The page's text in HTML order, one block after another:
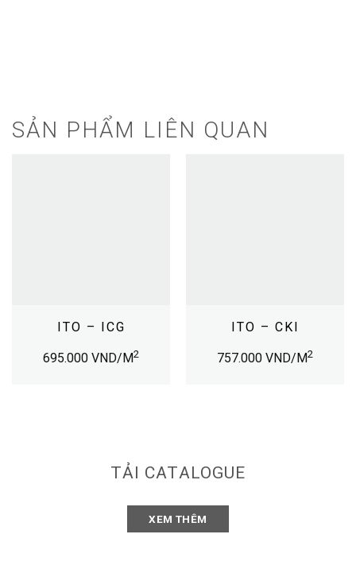
SẢN PHẨM LIÊN QUAN
ITO – ICG
695.000 VND/M2
ITO – CKI
757.000 VND/M2
TẢI CATALOGUE
XEM THÊM